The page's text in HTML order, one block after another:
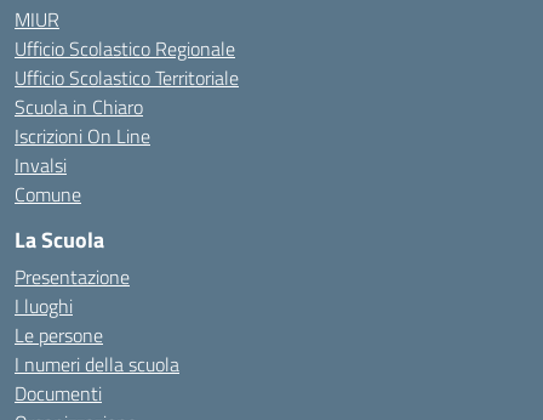
MIUR
Ufficio Scolastico Regionale
Ufficio Scolastico Territoriale
Scuola in Chiaro
Iscrizioni On Line
Invalsi
Comune
La Scuola
Presentazione
I luoghi
Le persone
I numeri della scuola
Documenti